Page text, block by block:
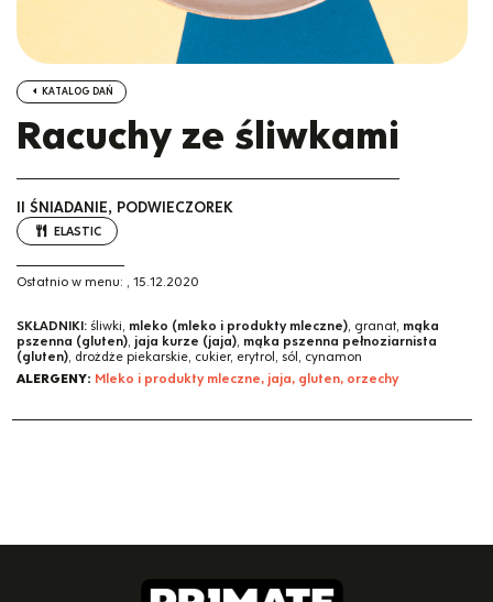
KATALOG DAŃ
Racuchy ze śliwkami
II ŚNIADANIE, PODWIECZOREK
ELASTIC
Ostatnio w menu: , 15.12.2020
SKŁADNIKI: śliwki, mleko (mleko i produkty mleczne), granat, mąka
pszenna (gluten), jaja kurze (jaja), mąka pszenna pełnoziarnista
(gluten), drożdże piekarskie, cukier, erytrol, sól, cynamon
ALERGENY: Mleko i produkty mleczne, jaja, gluten, orzechy